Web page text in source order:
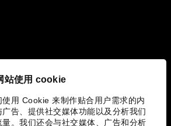
站使用 cookie
使用 Cookie 来制作贴合用户需求的内
广告、提供社交媒体功能以及分析我们
量。我们还会与社交媒体、广告和分析